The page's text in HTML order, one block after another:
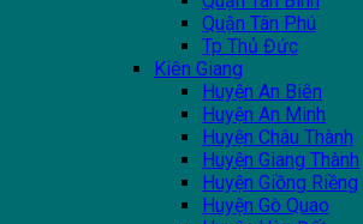
Quận Tân Phú
Tp Thủ Đức
Kiên Giang
Huyện An Biên
Huyện An Minh
Huyện Châu Thành
Huyện Giang Thành
Huyện Giồng Riềng
Huyện Gò Quao